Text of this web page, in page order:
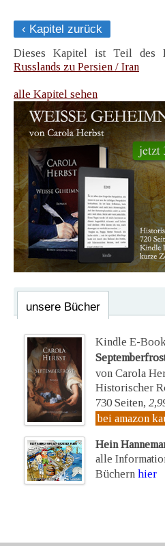
‹ Kapitel zurück
Dieses Kapitel ist Teil des
Russlands zu Persien / Iran
alle Kapitel sehen
unsere Bücher
Kindle E-
von Carola
Historischer
730 Seiten,
bei amazon
Hein
alle
Büchern hier